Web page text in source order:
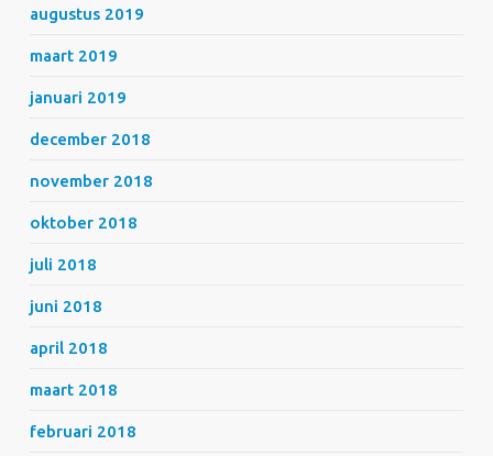
augustus 2019
maart 2019
januari 2019
december 2018
november 2018
oktober 2018
juli 2018
juni 2018
april 2018
maart 2018
februari 2018